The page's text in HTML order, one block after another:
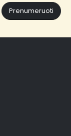
Prenumeruoti